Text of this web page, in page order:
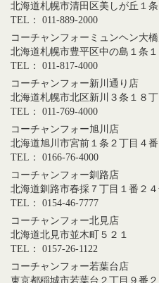
北海道札幌市清田区美しが丘１
TEL： 011-889-2000
コーチャンフォーミュンヘン大
北海道札幌市豊平区中の島１条
TEL： 011-817-4000
コーチャンフォー新川通り店
北海道札幌市北区新川３条１８
TEL： 011-769-4000
コーチャンフォー旭川店
北海道旭川市宮前１条２丁目４
TEL： 0166-76-4000
コーチャンフォー釧路店
北海道釧路市春採７丁目１番２
TEL： 0154-46-7777
コーチャンフォー北見店
北海道北見市並木町５２１
TEL： 0157-26-1122
コーチャンフォー若葉台店
東京都稲城市若葉台２丁目９番２